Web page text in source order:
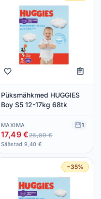
Püksmähkmed HUGGIES
Boy S5 12-17kg 68tk
MAXIMA 1
17,49 €26,89 €
Säästad 9,40 €
−35%